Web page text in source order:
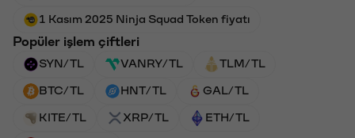
1 Kasım 2025 Ninja Squad Token fiyatı
Popüler işlem çiftleri
SYN/TL VANRY/TL TLM/TL
BTC/TL HNT/TL GAL/TL
KITE/TL XRP/TL ETH/TL